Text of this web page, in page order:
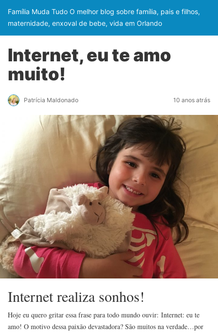
Família Muda Tudo O melhor blog sobre família, pais e filhos,
maternidade, enxoval de bebe, vida em Orlando
Internet, eu te amo
muito!
Patrícia Maldonado 10 anos atrás
Internet realiza sonhos!
Hoje eu quero gritar essa frase para todo mundo ouvir: Internet: eu te
amo! O motivo dessa paixão devastadora? São muitos na verdade…por